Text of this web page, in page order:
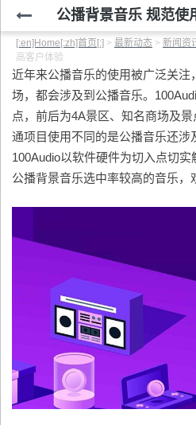
公播背景音乐 规范使
[:en]Home[:zh]首页[:] > 最新动态 > 新闻资
高客户体验
近年来公播音乐的使用被广泛关注
场，都会涉及到公播音乐。
点，前后为4A景区、知名商场及景
通项目使用不同的是公播音乐还涉
100Audio以软件硬件为切入点切
公播背景音乐选中率较高的音乐，